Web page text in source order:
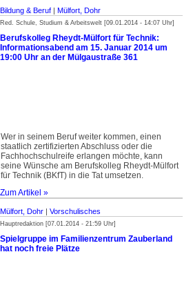
Bildung & Beruf | Mülfort, Dohr
Red. Schule, Studium & Arbeitswelt [09.01.2014 - 14:07 Uhr]
Berufskolleg Rheydt-Mülfort für Technik:
Informationsabend am 15. Januar 2014 um
19:00 Uhr an der Mülgaustraße 361
Wer in seinem Beruf weiter kommen, einen
staatlich zertifizierten Abschluss oder die
Fachhochschulreife erlangen möchte, kann
seine Wünsche am Berufskolleg Rheydt-Mülfort
für Technik (BKfT) in die Tat umsetzen.
Zum Artikel »
Mülfort, Dohr | Vorschulisches
Hauptredaktion [07.01.2014 - 21:59 Uhr]
Spielgruppe im Familienzentrum Zauberland
hat noch freie Plätze